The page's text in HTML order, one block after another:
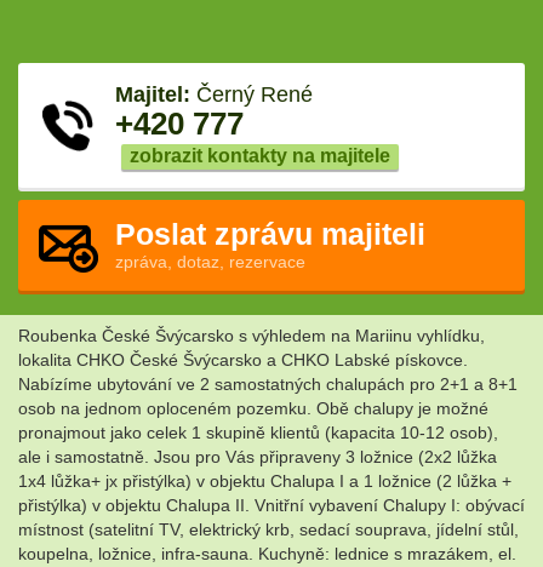
Majitel: Černý René
+420 777
zobrazit kontakty na majitele
Poslat zprávu majiteli
zpráva, dotaz, rezervace
Roubenka České Švýcarsko s výhledem na Mariinu vyhlídku,
lokalita CHKO České Švýcarsko a CHKO Labské pískovce.
Nabízíme ubytování ve 2 samostatných chalupách pro 2+1 a 8+1
osob na jednom oploceném pozemku. Obě chalupy je možné
pronajmout jako celek 1 skupině klientů (kapacita 10-12 osob),
ale i samostatně. Jsou pro Vás připraveny 3 ložnice (2x2 lůžka
1x4 lůžka+ jx přistýlka) v objektu Chalupa I a 1 ložnice (2 lůžka +
přistýlka) v objektu Chalupa II. Vnitřní vybavení Chalupy I: obývací
místnost (satelitní TV, elektrický krb, sedací souprava, jídelní stůl,
koupelna, ložnice, infra-sauna. Kuchyně: lednice s mrazákem, el.